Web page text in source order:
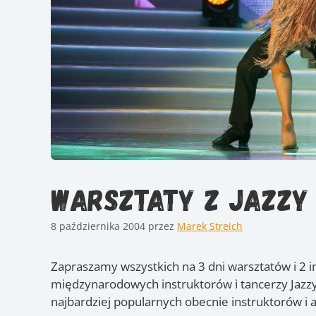
Warsztaty z Jazzy
8 października 2004 przez Marek Streich
Zapraszamy wszystkich na 3 dni warsztatów i 2
międzynarodowych instruktorów i tancerzy
najbardziej popularnych obecnie instruktorów i